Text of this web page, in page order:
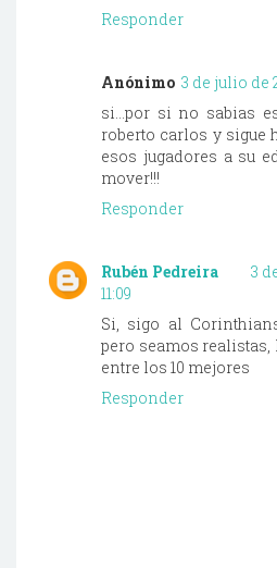
Responder
Anónimo 3 de julio de
si...por si no sabias
roberto carlos y sigue
esos jugadores a su
mover!!!
Responder
Rubén Pedreira
3
11:09
Si, sigo al
pero seamos realistas,
entre los 10 mejores
Responder